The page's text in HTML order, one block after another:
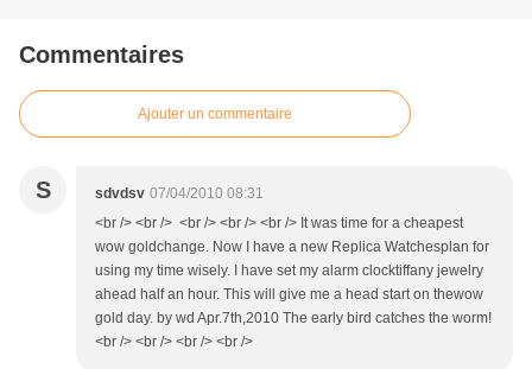
Commentaires
Ajouter un commentaire
S sdvdsv 07/04/2010 08:31
<br /> <br /> <br /> <br /> <br /> It was time for a cheapest
wow goldchange. Now I have a new Replica Watchesplan for
using my time wisely. I have set my alarm clocktiffany jewelry
ahead half an hour. This will give me a head start on thewow
gold day. by wd Apr.7th,2010 The early bird catches the worm!
<br /> <br /> <br /> <br />